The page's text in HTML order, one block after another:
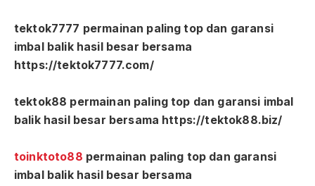
tektok7777 permainan paling top dan garansi
imbal balik hasil besar bersama
https://tektok7777.com/
tektok88 permainan paling top dan garansi imbal
balik hasil besar bersama https://tektok88.biz/
toinktoto88 permainan paling top dan garansi
imbal balik hasil besar bersama